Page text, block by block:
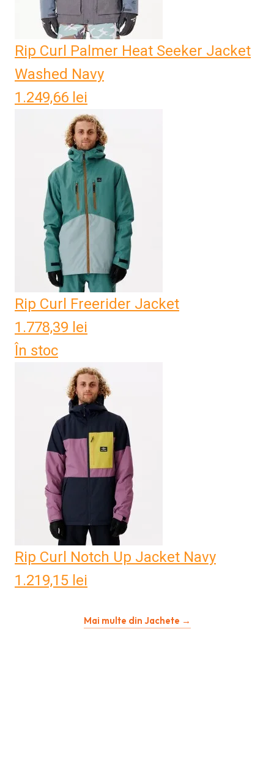
Rip Curl Palmer Heat Seeker Jacket
Washed Navy
1.249,66 lei
Rip Curl Freerider Jacket
1.778,39 lei
În stoc
Rip Curl Notch Up Jacket Navy
1.219,15 lei
Mai multe din Jachete →